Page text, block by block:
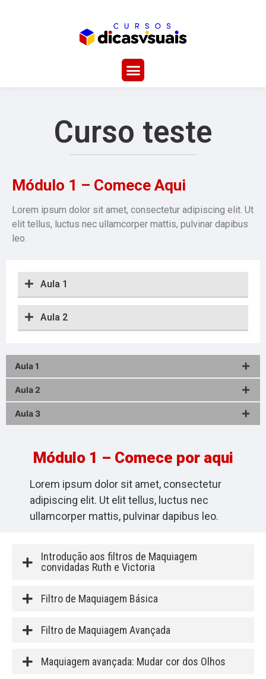
Curso teste
Módulo 1 – Comece Aqui
Lorem ipsum dolor sit amet, consectetur adipiscing elit. Ut
elit tellus, luctus nec ullamcorper mattis, pulvinar dapibus
leo.
Aula 1
Aula 2
Aula 1
Aula 2
Aula 3
Módulo 1 – Comece por aqui
Lorem ipsum dolor sit amet, consectetur
adipiscing elit. Ut elit tellus, luctus nec
ullamcorper mattis, pulvinar dapibus leo.
Introdução aos filtros de Maquiagem
convidadas Ruth e Victoria
Filtro de Maquiagem Básica
Filtro de Maquiagem Avançada
Maquiagem avançada: Mudar cor dos Olhos